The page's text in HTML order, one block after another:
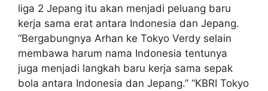
liga 2 Jepang itu akan menjadi peluang baru
kerja sama erat antara Indonesia dan Jepang.
“Bergabungnya Arhan ke Tokyo Verdy selain
membawa harum nama Indonesia tentunya
juga menjadi langkah baru kerja sama sepak
bola antara Indonesia dan Jepang.” “KBRI Tokyo